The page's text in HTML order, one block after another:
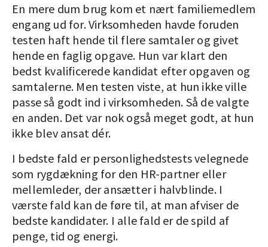
En mere dum brug kom et nært familiemedlem
engang ud for. Virksomheden havde foruden
testen haft hende til flere samtaler og givet
hende en faglig opgave. Hun var klart den
bedst kvalificerede kandidat efter opgaven og
samtalerne. Men testen viste, at hun ikke ville
passe så godt ind i virksomheden. Så de valgte
en anden. Det var nok også meget godt, at hun
ikke blev ansat dér.
I bedste fald er personlighedstests velegnede
som rygdækning for den HR-partner eller
mellemleder, der ansætter i halvblinde. I
værste fald kan de føre til, at man afviser de
bedste kandidater. I alle fald er de spild af
penge, tid og energi.